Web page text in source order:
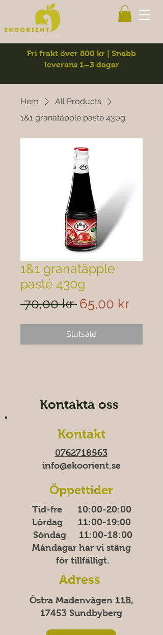
Fri frakt över 800 kr | Snabb
leverans 1–3 dagar
Hem
All Products
1&1 granatäpple pasté 430g
1&1 granatäpple
pasté 430g
70,00 kr Ordinarie
65,00 kr
Slutsåld
Kontakta oss
Kontakt
0762718563
info@ekoorient.se​​
Öppettider
Tid-fre 10:00-20​​​:00
Lördag 11:00-19:00
Söndag 11:00-18:00
Måndagar har vi stäng
för tillfälligt.
Adress
Östra Madenvägen 11B,
17453 Sundbyberg